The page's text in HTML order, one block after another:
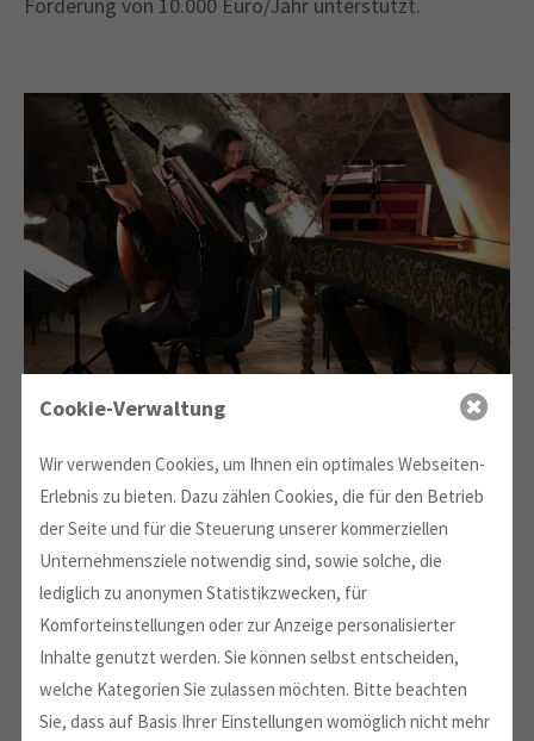
Am 14. April 2018 fand ein Konzert der Reihe "Musik +
Architktur" in den Kasematten der Pleißenburg statt. Es
wurden unter anderem Werke von Händel, Bach und
sprach zur Architektur und Geschichte der Pleißenburg.
Cookie-Verwaltung
Wir verwenden Cookies, um Ihnen ein optimales Webseiten-
Erlebnis zu bieten. Dazu zählen Cookies, die für den Betrieb
der Seite und für die Steuerung unserer kommerziellen
Unternehmensziele notwendig sind, sowie solche, die
lediglich zu anonymen Statistikzwecken, für
Komforteinstellungen oder zur Anzeige personalisierter
Inhalte genutzt werden. Sie können selbst entscheiden,
welche Kategorien Sie zulassen möchten. Bitte beachten
Sie, dass auf Basis Ihrer Einstellungen womöglich nicht mehr